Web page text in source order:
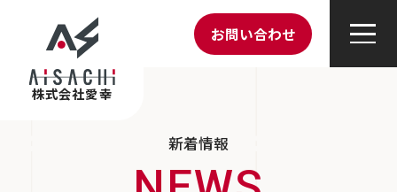
株式会社愛幸
お問い合わせ
新着情報